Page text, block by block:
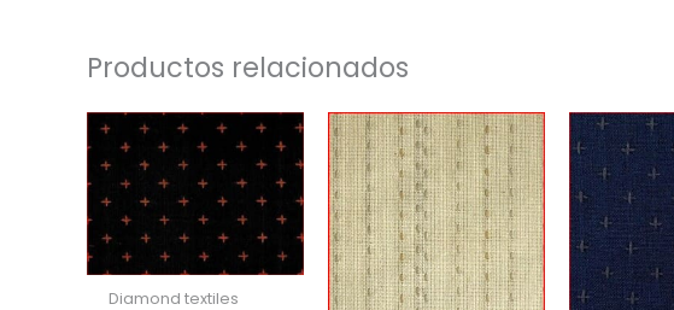
Productos relacionados
Diamond textiles